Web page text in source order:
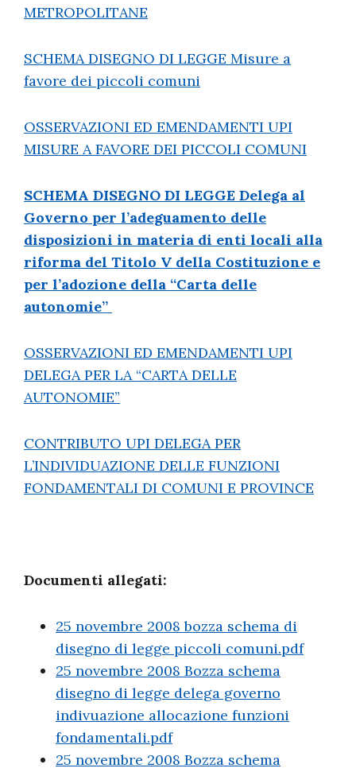
METROPOLITANE
SCHEMA DISEGNO DI LEGGE Misure a
favore dei piccoli comuni
OSSERVAZIONI ED EMENDAMENTI UPI
MISURE A FAVORE DEI PICCOLI COMUNI
SCHEMA DISEGNO DI LEGGE Delega al
Governo per l’adeguamento delle
disposizioni in materia di enti locali alla
riforma del Titolo V della Costituzione e
per l’adozione della “Carta delle
autonomie”
OSSERVAZIONI ED EMENDAMENTI UPI
DELEGA PER LA “CARTA DELLE
AUTONOMIE”
CONTRIBUTO UPI DELEGA PER
L’INDIVIDUAZIONE DELLE FUNZIONI
FONDAMENTALI DI COMUNI E PROVINCE
Documenti allegati:
25 novembre 2008 bozza schema di
disegno di legge piccoli comuni.pdf
25 novembre 2008 Bozza schema
disegno di legge delega governo
indivuazione allocazione funzioni
fondamentali.pdf
25 novembre 2008 Bozza schema